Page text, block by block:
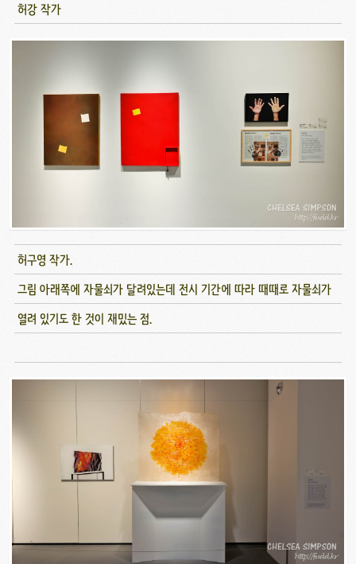
허강 작가
허구영 작가.
그림 아래쪽에 자물쇠가 달려있는데 전시 기간에 따라 때때로 자물쇠가
열려 있기도 한 것이 재밌는 점.